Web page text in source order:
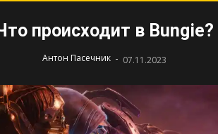
происходит в Bungie?
Антон Пасечник - 07.11.2023